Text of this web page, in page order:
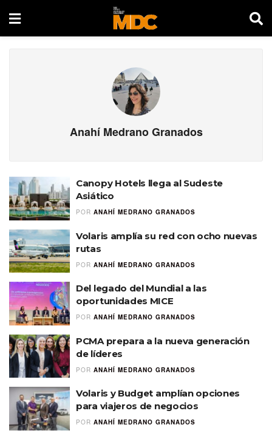
Anahí Medrano Granados
Canopy Hotels llega al Sudeste
Asiático
POR ANAHÍ MEDRANO GRANADOS
Volaris amplía su red con ocho nuevas
rutas
POR ANAHÍ MEDRANO GRANADOS
Del legado del Mundial a las
oportunidades MICE
POR ANAHÍ MEDRANO GRANADOS
PCMA prepara a la nueva generación
de líderes
POR ANAHÍ MEDRANO GRANADOS
Volaris y Budget amplían opciones
para viajeros de negocios
POR ANAHÍ MEDRANO GRANADOS